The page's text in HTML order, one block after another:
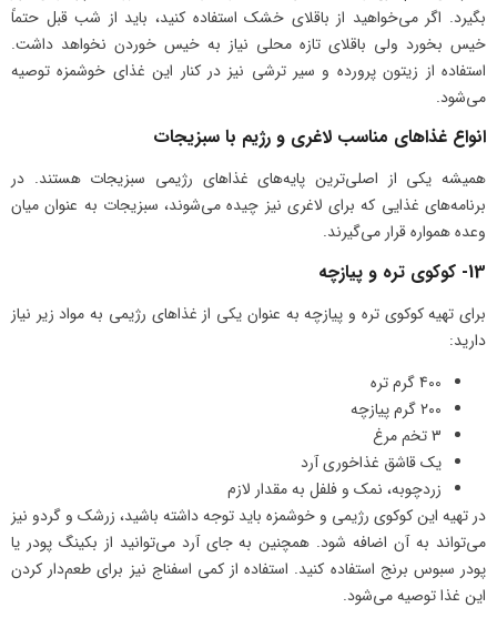
بگیرد. اگر می‌خواهید از باقلای خشک استفاده کنید، باید از شب قبل حتماً
خیس بخورد ولی باقلای تازه محلی نیاز به خیس خوردن نخواهد داشت.
استفاده از زیتون پرورده و سیر ترشی نیز در کنار این غذای خوشمزه توصیه
می‌شود.
انواع غذاهای مناسب لاغری و رژیم با سبزیجات
همیشه یکی از اصلی‌ترین پایه‌های غذاهای رژیمی سبزیجات هستند. در
برنامه‌های غذایی که برای لاغری نیز چیده می‌شوند، سبزیجات به عنوان میان
وعده همواره قرار می‌گیرند.
13- کوکوی تره و پیازچه
برای تهیه کوکوی تره و پیازچه به عنوان یکی از غذاهای رژیمی به مواد زیر نیاز
دارید:
400 گرم تره
۲۰۰ گرم پیازچه
3 تخم مرغ
یک قاشق غذاخوری آرد
زردچوبه، نمک و فلفل به مقدار لازم
در تهیه این کوکوی رژیمی و خوشمزه باید توجه داشته باشید، زرشک و گردو نیز
می‌تواند به آن اضافه شود. همچنین به جای آرد می‌توانید از بکینگ پودر یا
پودر سبوس برنج استفاده کنید. استفاده از کمی اسفناج نیز برای طعم‌دار کردن
این غذا توصیه می‌شود.